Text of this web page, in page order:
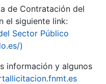
de Contratación del
el siguiente link:
Sector Público
)
información y algunos